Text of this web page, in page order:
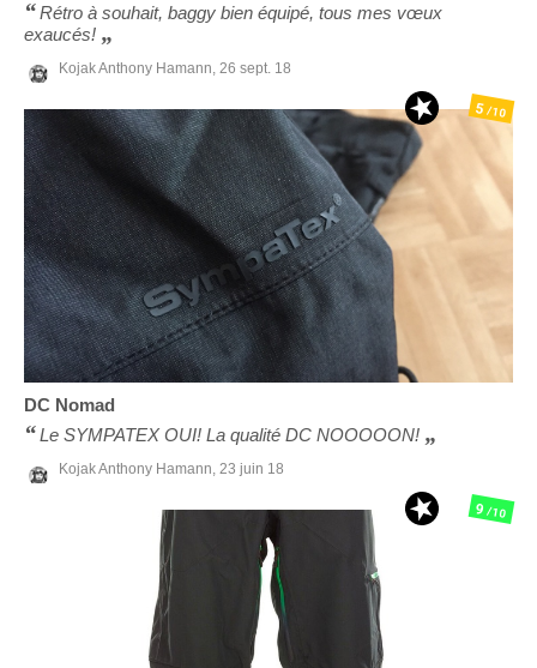
Rétro à souhait, baggy bien équipé, tous mes vœux
exaucés!
Kojak Anthony Hamann, 26 sept. 18
DC Nomad
Le SYMPATEX OUI! La qualité DC NOOOOON!
Kojak Anthony Hamann, 23 juin 18
5/10
9/10